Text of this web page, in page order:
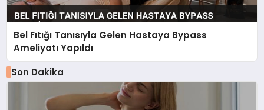
Bel Fıtığı Tanısıyla Gelen Hastaya Bypass
Ameliyatı Yapıldı
Son Dakika